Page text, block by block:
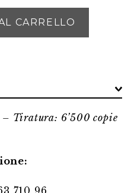
CARRELLO
Tiratura: 6’500 copie